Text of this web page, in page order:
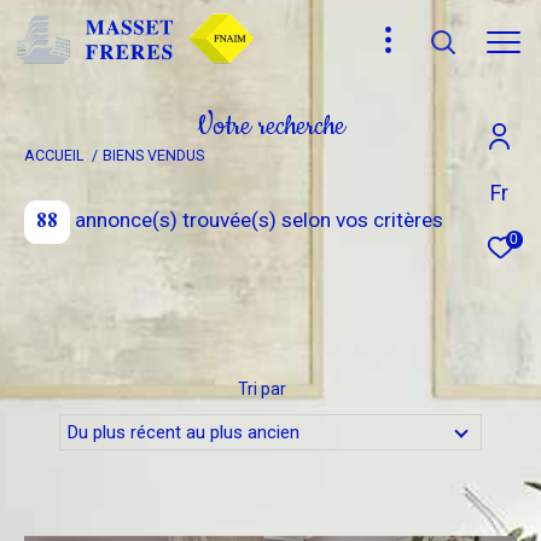
Fr
0
Votre recherche
ACCUEIL BIENS VENDUS
88 annonce(s) trouvée(s) selon vos critères
Tri par
Du plus récent au plus ancien
Effectuer une recherche
et trouver le bien qui correspond à vos critères
d'offre
Type
de
bien